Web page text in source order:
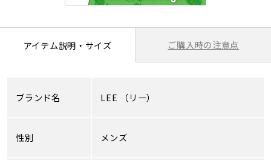
アイテム説明・サイズ ご購入時の注意点
ブランド名 LEE （リー）
性別 メンズ